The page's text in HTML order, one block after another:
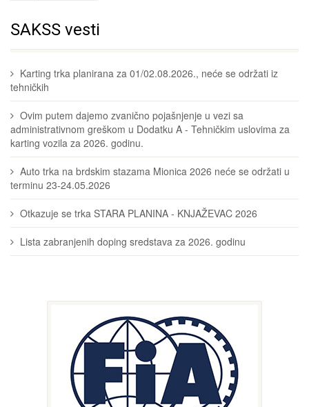
SAKSS vesti
Karting trka planirana za 01/02.08.2026., neće se održati iz
tehničkih
Ovim putem dajemo zvanično pojašnjenje u vezi sa
administrativnom greškom u Dodatku A - Tehničkim uslovima za
karting vozila za 2026. godinu.
Auto trka na brdskim stazama Mionica 2026 neće se održati u
terminu 23-24.05.2026
Otkazuje se trka STARA PLANINA - KNJAŽEVAC 2026
Lista zabranjenih doping sredstava za 2026. godinu